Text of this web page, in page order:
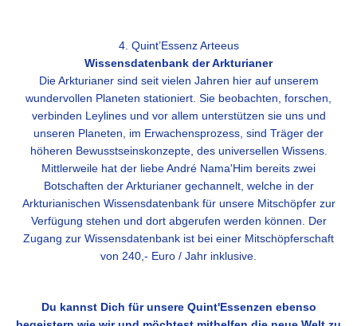
4. Quint’Essenz Arteeus
Wissensdatenbank der Arkturianer
Die Arkturianer sind seit vielen Jahren hier auf unserem
wundervollen Planeten stationiert. Sie beobachten, forschen,
verbinden Leylines und vor allem unterstützen sie uns und
unseren Planeten, im Erwachensprozess, sind Träger der
höheren Bewusstseinskonzepte, des universellen Wissens.
Mittlerweile hat der liebe André Nama'Him bereits zwei
Botschaften der Arkturianer gechannelt, welche in der
Arkturianischen Wissensdatenbank für unsere Mitschöpfer zur
Verfügung stehen und dort abgerufen werden können . Der
Zugang zur Wissensdatenbank ist bei einer Mitschöpferschaft
von 240,- Euro / Jahr inklusive.
Du kannst Dich für unsere Quint'Essenzen ebenso